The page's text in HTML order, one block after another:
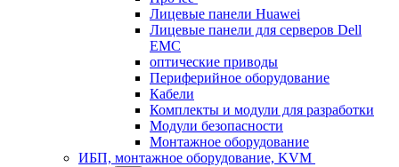
Лицевые панели Huawei
Лицевые панели для серверов Dell
EMC
оптические приводы
Периферийное оборудование
Кабели
Комплекты и модули для разработки
Модули безопасности
Монтажное оборудование
ИБП, монтажное оборудование, KVM